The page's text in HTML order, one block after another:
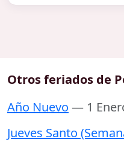
Otros feriados de
Año Nuevo — 1
Jueves Santo